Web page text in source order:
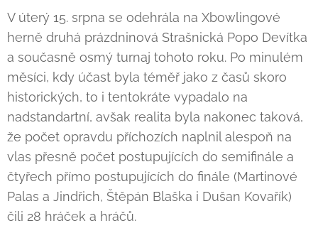
V úterý 15. srpna se odehrála na Xbowlingové
herně druhá prázdninová Strašnická Popo Devítka
a současně osmý turnaj tohoto roku. Po minulém
měsíci, kdy účast byla téměř jako z časů skoro
historických, to i tentokráte vypadalo na
nadstandartní, avšak realita byla nakonec taková,
že počet opravdu příchozích naplnil alespoň na
vlas přesně počet postupujících do semifinále a
čtyřech přímo postupujících do finále (Martinové
Palas a Jindřich, Štěpán Blaška i Dušan Kovařík)
čili 28 hráček a hráčů.